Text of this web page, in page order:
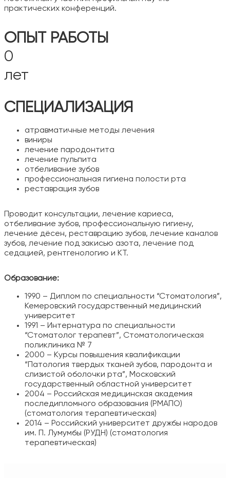
практических конференций.
ОПЫТ РАБОТЫ
0
лет
СПЕЦИАЛИЗАЦИЯ
атравматичные методы лечения
виниры
лечение пародонтита
лечение пульпита
отбеливание зубов
профессиональная гигиена полости рта
реставрация зубов
Проводит консультации, лечение кариеса,
отбеливание зубов, профессиональную гигиену,
лечение дёсен, реставрацию зубов, лечение каналов
зубов, лечение под закисью азота, лечение под
седацией, рентгенологию и КТ.
Образование:
1990 – Диплом по специальности “Стоматология”,
Кемеровский государственный медицинский
университет
1991 – Интернатура по специальности
“Стоматолог терапевт”, Стоматологическая
поликлиника № 7
2000 – Курсы повышения квалификации
“Патология твердых тканей зубов, пародонта и
слизистой оболочки рта”, Московский
государственный областной университет
2004 – Российская медицинская академия
последипломного образования (РМАПО)
(стоматология терапевтическая)
2014 – Российский университет дружбы народов
им. П. Лумумбы (РУДН) (стоматология
терапевтическая)